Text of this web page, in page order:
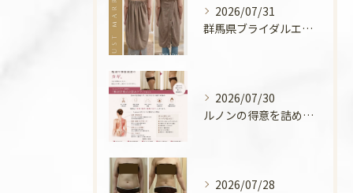
2026/07/31
群馬県ブライダルエステ💍
2026/07/30
ルノンの得意を詰めてみました🧡
2026/07/28